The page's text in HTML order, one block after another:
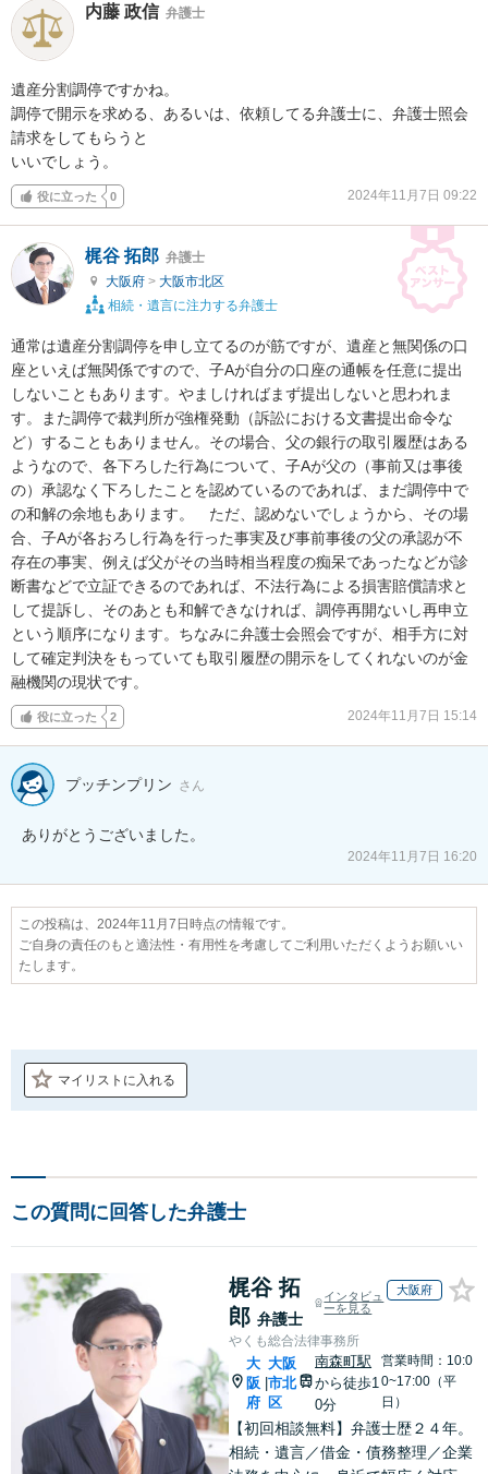
内藤 政信 弁護士
遺産分割調停ですかね。
調停で開示を求める、あるいは、依頼してる弁護士に、弁護士照会
請求をしてもらうと
いいでしょう。
役に立った 0 2024年11月7日 09:22
梶谷 拓郎 弁護士
大阪府 > 大阪市北区
相続・遺言に注力する弁護士
通常は遺産分割調停を申し立てるのが筋ですが、遺産と無関係の口
座といえば無関係ですので、子Aが自分の口座の通帳を任意に提出
しないこともあります。やましければまず提出しないと思われま
す。また調停で裁判所が強権発動（訴訟における文書提出命令な
ど）することもありません。その場合、父の銀行の取引履歴はある
ようなので、各下ろした行為について、子Aが父の（事前又は事後
の）承認なく下ろしたことを認めているのであれば、まだ調停中で
の和解の余地もあります。　ただ、認めないでしょうから、その場
合、子Aが各おろし行為を行った事実及び事前事後の父の承認が不
存在の事実、例えば父がその当時相当程度の痴呆であったなどが診
断書などで立証できるのであれば、不法行為による損害賠償請求と
して提訴し、そのあとも和解できなければ、調停再開ないし再申立
という順序になります。ちなみに弁護士会照会ですが、相手方に対
して確定判決をもっていても取引履歴の開示をしてくれないのが金
融機関の現状です。
役に立った 2 2024年11月7日 15:14
プッチンプリン さん
ありがとうございました。
2024年11月7日 16:20
この投稿は、2024年11月7日時点の情報です。
ご自身の責任のもと適法性・有用性を考慮してご利用いただくようお願いい
たします。
マイリストに入れる
この質問に回答した弁護士
梶谷 拓
郎 弁護士
インタビュ
ーを見る
大阪府
やくも総合法律事務所
大
阪
府
大阪
市北
区
南森町駅
から徒歩1
0分
営業時間：10:0
0~17:00（平
日）
【初回相談無料】弁護士歴２４年。
相続・遺言／借金・債務整理／企業